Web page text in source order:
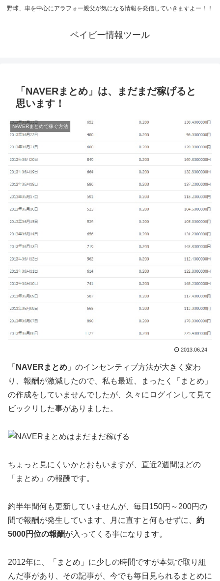
野球、車を中心にアラフォー親父が気になる情報を発信していきますよー！！
ベイビー情報ツール
「NAVERまとめ」は、まだまだ稼げると
思います！
NAVERまとめで稼ぐ方法
2013.06.24
「 NAVERまとめ 」のインセンティブ方法が大きく変わ
り、報酬が激減したので、私も最近、まったく「まとめ」
の作成をしていませんでしたが、久々にログインして見て
ビックリした事がありました。
ちょっと見にくいかとおもいますが、直近2週間ほどの
「まとめ」の報酬です。
約半年間何も更新していませんが、毎日150円～200円の
間で報酬が発生しています、月に直すと何もせずに、 約
5000円位の報酬が入ってくる事になります。
2012年に、「まとめ」に少しの時間ですが本気で取り組
んだ事があり、その記事が、今でも毎日見られるまとめに